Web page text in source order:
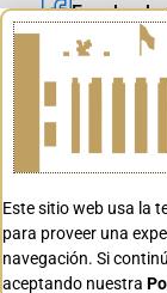
Este sitio web usa la
para proveer una
navegación. Si
aceptando nuestra